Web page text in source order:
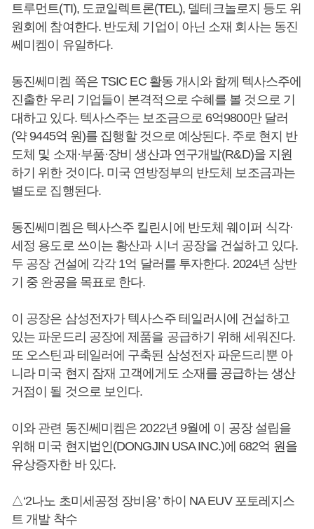
트루먼트(TI), 도쿄일렉트론(TEL), 델테크놀로지 등도 위
원회에 참여한다. 반도체 기업이 아닌 소재 회사는 동진
쎄미켐이 유일하다.
동진쎄미켐 쪽은 TSIC EC 활동 개시와 함께 텍사스주에
진출한 우리 기업들이 본격적으로 수혜를 볼 것으로 기
대하고 있다. 텍사스주는 보조금으로 6억9800만 달러
(약 9445억 원)를 집행할 것으로 예상된다. 주로 현지 반
도체 및 소재·부품·장비 생산과 연구개발(R&D)을 지원
하기 위한 것이다. 미국 연방정부의 반도체 보조금과는
별도로 집행된다.
동진쎄미켐은 텍사스주 킬린시에 반도체 웨이퍼 식각·
세정 용도로 쓰이는 황산과 시너 공장을 건설하고 있다.
두 공장 건설에 각각 1억 달러를 투자한다. 2024년 상반
기 중 완공을 목표로 한다.
이 공장은 삼성전자가 텍사스주 테일러시에 건설하고
있는 파운드리 공장에 제품을 공급하기 위해 세워진다.
또 오스틴과 테일러에 구축된 삼성전자 파운드리뿐 아
니라 미국 현지 잠재 고객에게도 소재를 공급하는 생산
거점이 될 것으로 보인다.
이와 관련 동진쎄미켐은 2022년 9월에 이 공장 설립을
위해 미국 현지법인(DONGJIN USA INC.)에 682억 원을
유상증자한 바 있다.
△‘2나노 초미세공정 장비용’ 하이 NA EUV 포토레지스
트 개발 착수